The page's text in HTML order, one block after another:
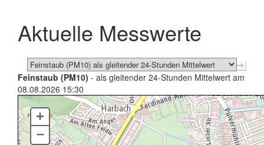
schließen
Aktuelle Messwerte
Feinstaub (PM10) - als gleitender 24-Stunden Mittelwert am
08.08.2026 15:30
+
–